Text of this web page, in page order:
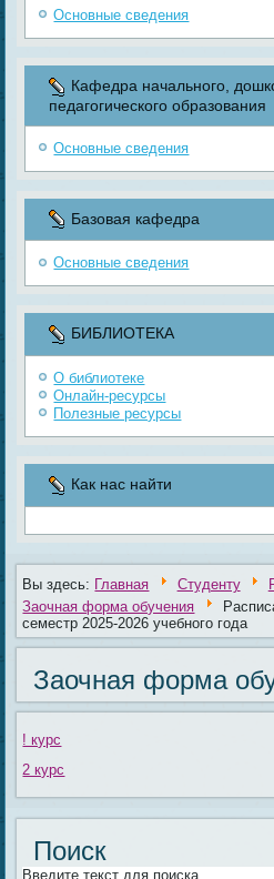
Основные сведения
Кафедра начального,
педагогического образования
Основные сведения
Базовая кафедра
Основные сведения
БИБЛИОТЕКА
О библиотеке
Онлайн-ресурсы
Полезные ресурсы
Как нас найти
Вы здесь: Главная Студенту
Заочная форма обучения
семестр 2025-2026 учебного года
Заочная форма
! курс
2 курс
Поиск